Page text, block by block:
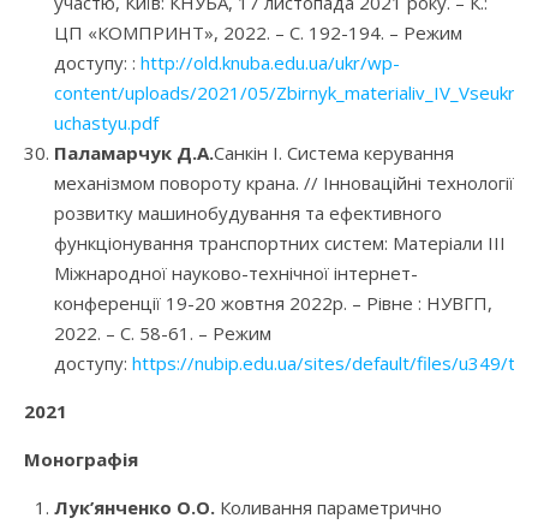
ЦП «КОМПРИНТ», 2022. – С. 192-194. – Режим
доступу: : http://old.knuba.edu.ua/ukr/wp-
content/uploads/2021/05/
uchastyu.pdf
Паламарчук Д.А.Санкін І. Система керування
механізмом повороту крана. // Інноваційні технології
розвитку машинобудування та ефективного
функціонування транспортних систем: Матеріали ІIІ
Міжнародної науково-технічної інтернет-
конференції 19-20 жовтня 2022р. – Рівне : НУВГП,
2022. – С. 58-61. – Режим
доступу: https://nubip.edu.ua/sites/default/files/u349/
2021
Монографія
Лук’янченко О.О. Коливання параметрично